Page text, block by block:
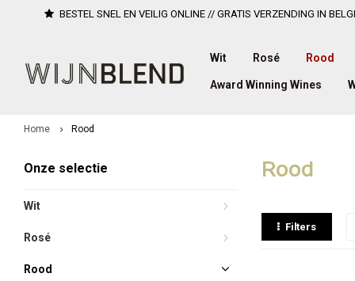
BESTEL SNEL EN VEILIG ONLINE // GRATIS VERZENDING IN
Wit Rosé Rood
Award Winning Wines
Home Rood
Onze selectie
Wit
Rosé
Rood
Rood
Filters